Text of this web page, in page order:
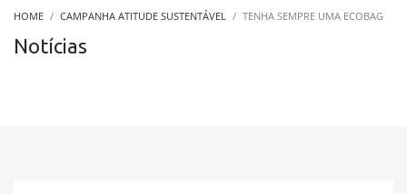
HOME CAMPANHA ATITUDE SUSTENTÁVEL TENHA SEMPRE UMA ECOBAG
Notícias